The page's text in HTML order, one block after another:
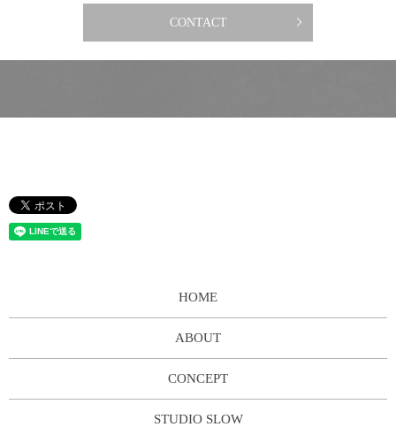
CONTACT
HOME
ABOUT
CONCEPT
STUDIO SLOW